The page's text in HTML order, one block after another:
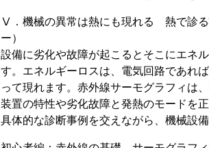
Ⅴ．機械の異常は熱にも現れる 熱で診
ー）
設備に劣化や故障が起こるとそこにエネ
す。エネルギーロスは、電気回路であれ
って現れます。赤外線サーモグラフィは
装置の特性や劣化故障と発熱のモードを
具体的な診断事例を交えながら、機械設